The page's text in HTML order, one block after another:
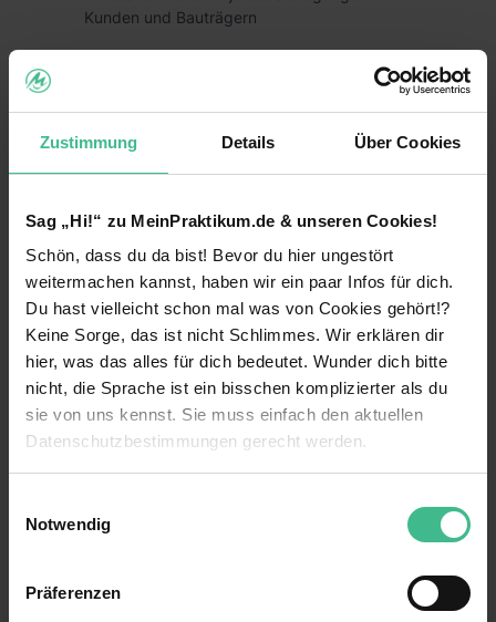
Zustimmung Details Über Cookies
Sag „Hi!“ zu MeinPraktikum.de & unseren Cookies!
Schön, dass du da bist! Bevor du hier ungestört
weitermachen kannst, haben wir ein paar Infos für dich.
Du hast vielleicht schon mal was von Cookies gehört!?
Keine Sorge, das ist nicht Schlimmes. Wir erklären dir
hier, was das alles für dich bedeutet. Wunder dich bitte
nicht, die Sprache ist ein bisschen komplizierter als du
sie von uns kennst. Sie muss einfach den aktuellen
Datenschutzbestimmungen gerecht werden.
Benutzung der Webseite getroffenen Einstellungen zu
Notwendig
Präferenzen
Kunden und Bauträgern
Was wir anbieten:
Premium Arbeitsort mit hoher Lebensqualität
direkt am Meer, über 320 Sonnentage im Jahr
und moderner Lifestyle mit Outdoor Aktivitäten
Positive Arbeitsatmosphäre im jungen und
offenherzigem Team
Mögliche Übernahme für eine langfristige
Weiterbildungsreisen und Retreats
8.000€ monatlich in den ersten Monaten
weiterlesen
Benefits
Eigener Arbeitsplatz
Firmenwagen
Wohnung wird vom Unternehmen gestellt